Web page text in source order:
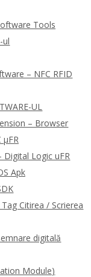
Tools
ul
– NFC RFID
UL
– Browser
μFR
Digital Logic uFR
Apk
Citirea / Scrierea
digitală
Module)